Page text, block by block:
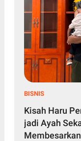
BISNIS
Kisah Haru
jadi Ayah